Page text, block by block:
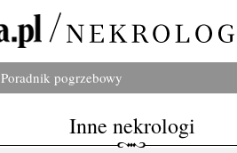
Poradnik pogrzebowy
Inne nekrologi